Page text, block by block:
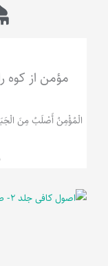
مؤمن از کوه
الْمُؤْمِنُ‌ أَصْلَبُ‌ مِنَ‌